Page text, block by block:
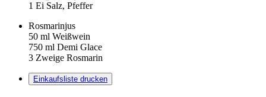
1 Ei Salz, Pfeffer
Rosmarinjus
50 ml Weißwein
750 ml Demi Glace
3 Zweige Rosmarin
Einkaufsliste drucken